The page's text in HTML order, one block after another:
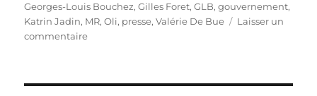
Georges-Louis Bouchez,Gilles Foret,GLB,gouvernement,
Katrin Jadin, MR,Oli, presse,Valérie De Bue
Laisser un
commentairesur